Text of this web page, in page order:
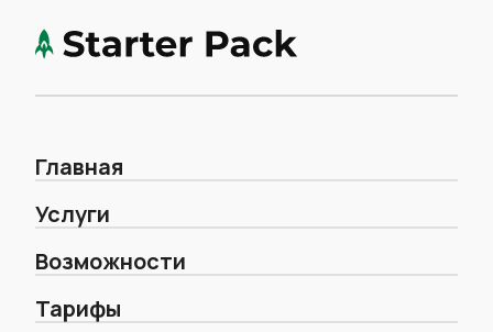
Главная
Услуги
Возможности
Тарифы